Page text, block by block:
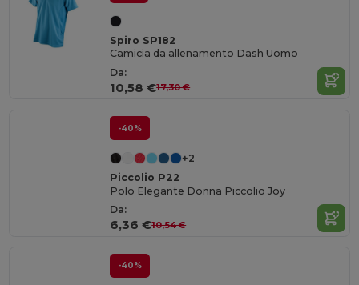
Spiro SP182
Camicia da allenamento Dash Uomo
Da:
10,58 €17,30 €
-40%
+2
Piccolio P22
Polo Elegante Donna Piccolio Joy
Da:
6,36 €10,54 €
-40%